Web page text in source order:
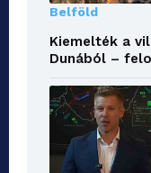
Belföld
Kiemelték a
Dunából –